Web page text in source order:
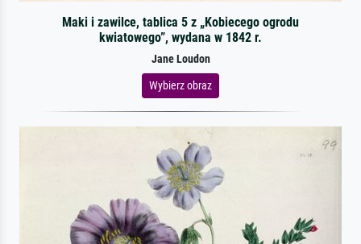
Maki i zawilce, tablica 5 z „Kobiecego ogrodu
kwiatowego”, wydana w 1842 r.
Jane Loudon
Wybierz obraz